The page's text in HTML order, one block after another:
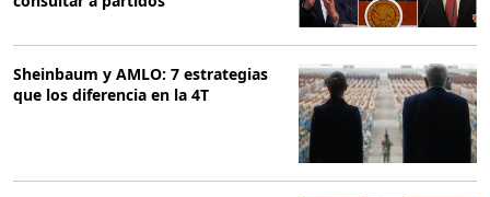
Sheinbaum y AMLO: 7 estrategias
que los diferencia en la 4T